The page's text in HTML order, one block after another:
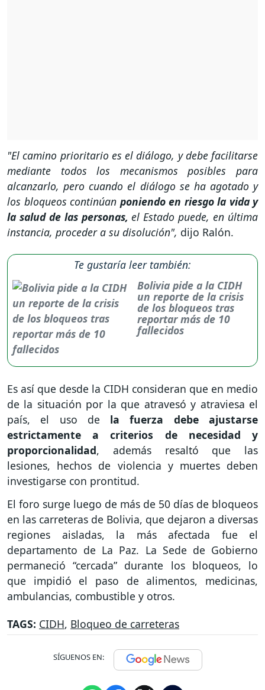
"El camino prioritario es el diálogo, y debe facilitarse
mediante todos los mecanismos posibles para
alcanzarlo, pero cuando el diálogo se ha agotado y
los bloqueos continúan poniendo en riesgo la vida y
la salud de las personas, el Estado puede, en última
instancia, proceder a su disolución", dijo Ralón.
Te gustaría leer también:
Bolivia pide a la CIDH
un reporte de la crisis
de los bloqueos tras
reportar más de 10
fallecidos
Es así que desde la CIDH consideran que en medio
de la situación por la que atravesó y atraviesa el
país, el uso de la fuerza debe ajustarse
estrictamente a criterios de necesidad y
proporcionalidad, además resaltó que las
lesiones, hechos de violencia y muertes deben
investigarse con prontitud.
El foro surge luego de más de 50 días de bloqueos
en las carreteras de Bolivia, que dejaron a diversas
regiones aisladas, la más afectada fue el
departamento de La Paz. La Sede de Gobierno
permaneció “cercada” durante los bloqueos, lo
que impidió el paso de alimentos, medicinas,
ambulancias, combustible y otros.
TAGS: CIDH, Bloqueo de carreteras
SÍGUENOS EN: